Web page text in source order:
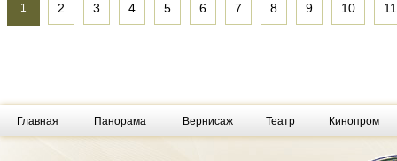
1 2 3 4 5 6 7 8 9 10 11
Главная Панорама Вернисаж Театр Кинопром